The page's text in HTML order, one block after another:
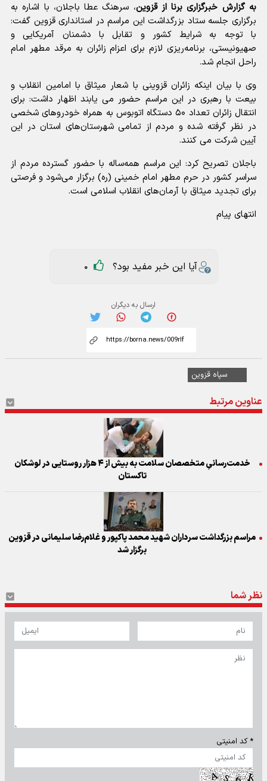
به گزارش خبرگزاری برنا از قزوین، سرهنگ عطا باجلان، با اشاره به
برگزاری جلسه ستاد بزرگداشت این مراسم در استانداری قزوین گفت:
با توجه به شرایط کشور و تقابل با دشمنان آمریکایی و
صهیونیستی، برنامه‌ریزی لازم برای اعزام زائران به مرقد مطهر امام
راحل انجام شد.
وی با بیان اینکه زائران قزوینی با شعار میثاق با امامین انقلاب و
بیعت با رهبری در این مراسم حضور می یابند اظهار داشت: برای
انتقال زائران تعداد ۵۰ دستگاه اتوبوس به همراه خودرو‌های شخصی
در نظر گرفته شده و مردم از تمامی شهرستان‌های استان در این
آیین شرکت می کنند.
باجلان تصریح کرد: این مراسم همه‌ساله با حضور گسترده مردم از
سراسر کشور در حرم مطهر امام خمینی (ره) برگزار می‌شود و فرصتی
برای تجدید میثاق با آرمان‌های انقلاب اسلامی است.
انتهای پیام
آیا این خبر مفید بود؟ 0
ارسال به دیگران
سپاه قزوین
عناوین مرتبط
خدمت‌رسانیِ متخصصان سلامت به بیش از ۴ هزار روستایی در لوشکان
تاکستان
مراسم بزرگداشت سرداران شهید محمد پاکپور و غلام‌رضا سلیمانی در قزوین
برگزار شد
نظر شما
* کد امنیتی